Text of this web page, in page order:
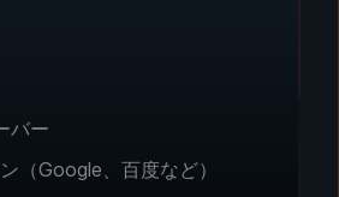
バー
（Google、百度など）